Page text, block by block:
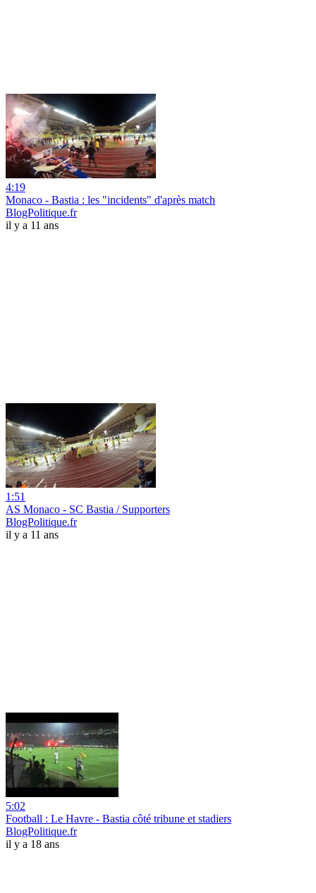
4:19
Monaco - Bastia : les "incidents" d'après match
BlogPolitique.fr
il y a 11 ans
1:51
AS Monaco - SC Bastia / Supporters
BlogPolitique.fr
il y a 11 ans
5:02
Football : Le Havre - Bastia côté tribune et stadiers
BlogPolitique.fr
il y a 18 ans